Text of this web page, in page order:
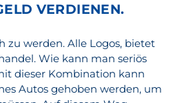
VERDIENEN.
zu werden. Alle Logos, bietet
Wie kann man seriös
dieser Kombination kann
Autos gehoben werden, um